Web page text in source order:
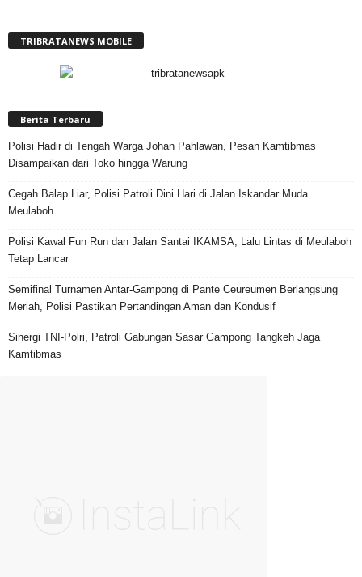
TRIBRATANEWS MOBILE
Berita Terbaru
Polisi Hadir di Tengah Warga Johan Pahlawan, Pesan Kamtibmas
Disampaikan dari Toko hingga Warung
Cegah Balap Liar, Polisi Patroli Dini Hari di Jalan Iskandar Muda
Meulaboh
Polisi Kawal Fun Run dan Jalan Santai IKAMSA, Lalu Lintas di Meulaboh
Tetap Lancar
Semifinal Turnamen Antar-Gampong di Pante Ceureumen Berlangsung
Meriah, Polisi Pastikan Pertandingan Aman dan Kondusif
Sinergi TNI-Polri, Patroli Gabungan Sasar Gampong Tangkeh Jaga
Kamtibmas